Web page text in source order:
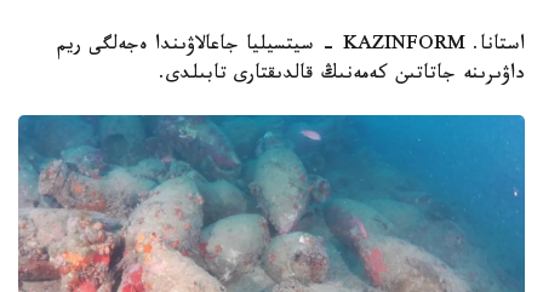
استانا. KAZINFORM - سيتسيليا جاعالاۋىندا ەجەلگى ريم
داۋىرىنە جاتاتىن كەمەنىڭ قالدىقتارى تابىلدى.